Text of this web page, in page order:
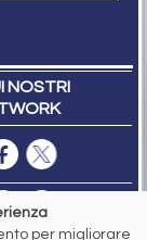
NOSTRI
per migliorare